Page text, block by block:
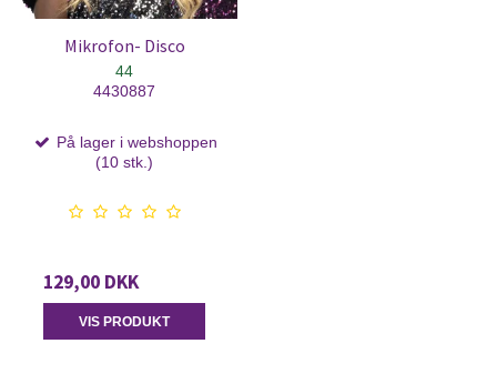
Mikrofon- Disco
44
4430887
På lager i webshoppen
(10 stk.)
129,00 DKK
VIS PRODUKT